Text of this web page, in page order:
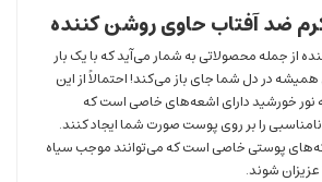
ضد آفتاب حاوی روشن کننده
از جمله محصولاتی به شمار می‌آید که با یک بار
همیشه در دل شما جای باز می‌کند! احتمالاً از این
خورشید دارای اشعه‌های خاصی است که
نامناسبی را بر روی پوست صورت شما ایجاد کنند.
لکه‌های پوستی خاصی است که می‌توانند موجب سیاه
شوند.